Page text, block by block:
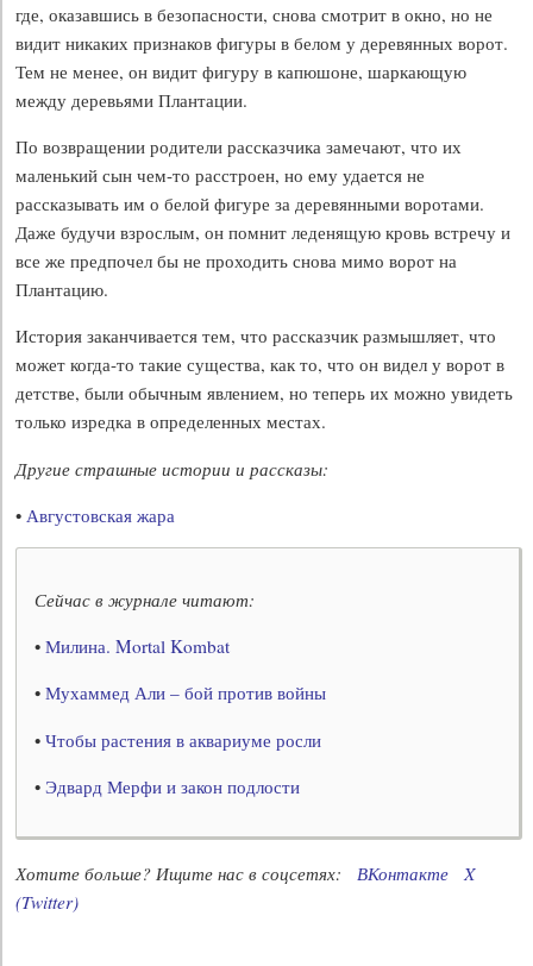
где, оказавшись в безопасности, снова смотрит в окно, но не
видит никаких признаков фигуры в белом у деревянных ворот.
Тем не менее, он видит фигуру в капюшоне, шаркающую
между деревьями Плантации.
По возвращении родители рассказчика замечают, что их
маленький сын чем-то расстроен, но ему удается не
рассказывать им о белой фигуре за деревянными воротами.
Даже будучи взрослым, он помнит леденящую кровь встречу и
все же предпочел бы не проходить снова мимо ворот на
Плантацию.
История заканчивается тем, что рассказчик размышляет, что
может когда-то такие существа, как то, что он видел у ворот в
детстве, были обычным явлением, но теперь их можно увидеть
только изредка в определенных местах.
Другие страшные истории и рассказы:
• Августовская жара
Сейчас в журнале читают:
•Милина. Mortal Kombat
•Мухаммед Али – бой против войны
•Чтобы растения в аквариуме росли
•Эдвард Мерфи и закон подлости
Хотите больше? Ищите нас в соцсетях: ВКонтакте
X
(Twitter)